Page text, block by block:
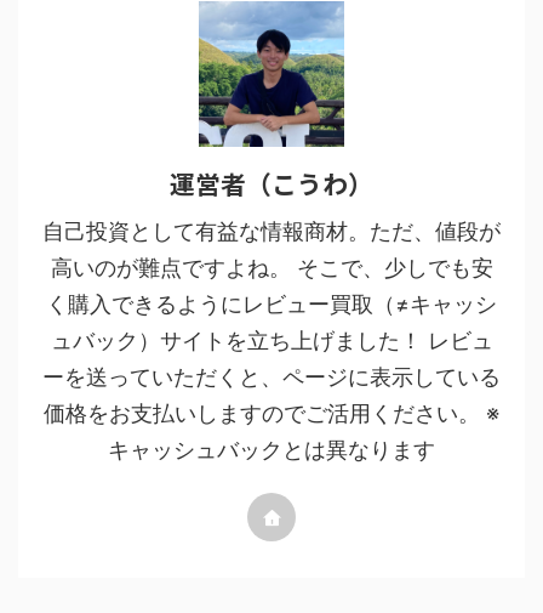
運営者（こうわ）
自己投資として有益な情報商材。ただ、値段が
高いのが難点ですよね。 そこで、少しでも安
く購入できるようにレビュー買取（≠キャッシ
ュバック）サイトを立ち上げました！ レビュ
ーを送っていただくと、ページに表示している
価格をお支払いしますのでご活用ください。 ※
キャッシュバックとは異なります